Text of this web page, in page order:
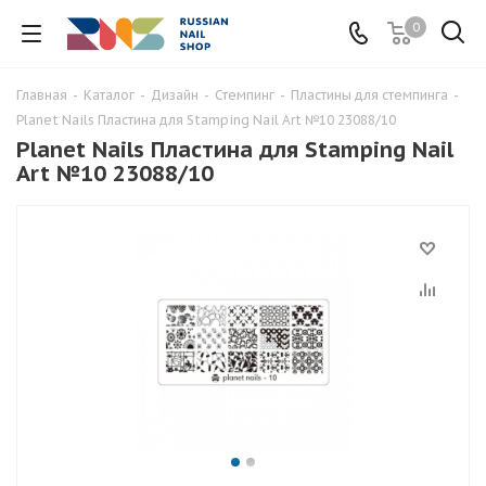
0
Главная - Каталог - Дизайн - Стемпинг - Пластины для стемпинга -
Planet Nails Пластина для Stamping Nail Art №10 23088/10
Planet Nails Пластина для Stamping Nail
Art №10 23088/10